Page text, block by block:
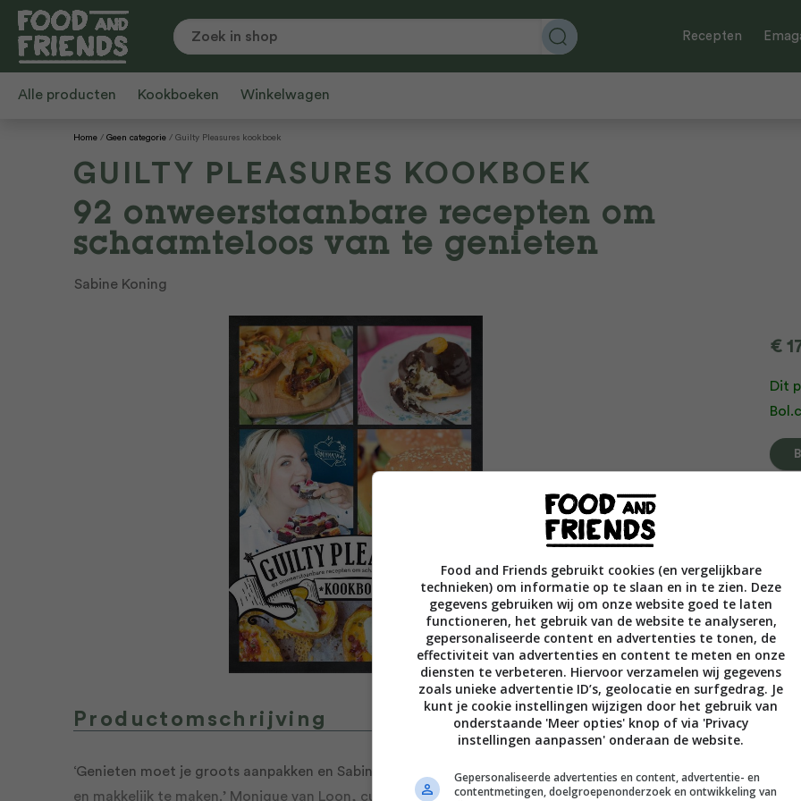
Recepten
Alle producten Kookboeken Winkelwagen
Home Geen categorie Guilty Pleasures kookboek
GUILTY PLEASURES KOOKBOEK
92 onweerstaanbare recepten om
schaamteloos van te genieten
Sabine Koning
Productomschrijving
‘Genieten moet je groots aanpakken en Sabine weet precies hoe. Haar recepten zijn origineel
en makkelijk te maken.’ Monique van Loon, culy.nl
€
Dit
Food and Friends gebruikt cookies (en vergelijkbare
technieken) om informatie op te slaan en in te zien. Deze
gegevens gebruiken wij om onze website goed te laten
functioneren, het gebruik van de website te analyseren,
gepersonaliseerde content en advertenties te tonen, de
effectiviteit van advertenties en content te meten en onze
diensten te verbeteren. Hiervoor verzamelen wij gegevens
zoals unieke advertentie ID’s, geolocatie en surfgedrag. Je
kunt je cookie instellingen wijzigen door het gebruik van
onderstaande 'Meer opties' knop of via 'Privacy
instellingen aanpassen' onderaan de website.
Gepersonaliseerde advertenties en content, advertentie- en
contentmetingen, doelgroepenonderzoek en ontwikkeling van